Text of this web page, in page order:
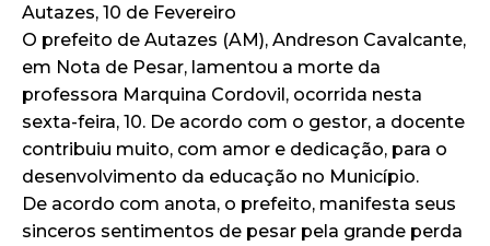
Autazes, 10 de Fevereiro
O prefeito de Autazes (AM), Andreson Cavalcante,
em Nota de Pesar, lamentou a morte da
professora Marquina Cordovil, ocorrida nesta
sexta-feira, 10. De acordo com o gestor, a docente
contribuiu muito, com amor e dedicação, para o
desenvolvimento da educação no Município.
De acordo com anota, o prefeito, manifesta seus
sinceros sentimentos de pesar pela grande perda